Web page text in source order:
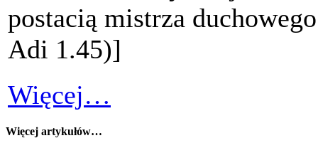
postacią mistrza
Adi 1.45)]
Więcej…
Więcej artykułów…